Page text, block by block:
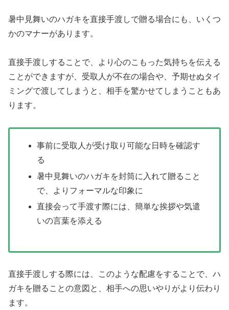
暑中見舞いのハガキを直接手渡しで贈る場合にも、いくつ
かのマナーがあります。
直接手渡しすることで、より心のこもった気持ちを伝える
ことができますが、受取人が不在の場合や、予期せぬタイ
ミングで渡してしまうと、相手を驚かせてしまうこともあ
ります。
事前に受取人が受け取り可能な日時を確認す
る
暑中見舞いのハガキを封筒に入れて贈ること
で、よりフォーマルな印象に
直接会って手渡す際には、簡単な挨拶や気遣
いの言葉を添える
直接手渡しする際には、このような配慮をすることで、ハ
ガキを贈ることの意図と、相手への思いやりがより伝わり
ます。